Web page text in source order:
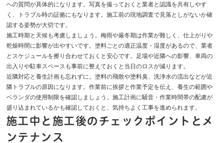
への質問が具体的になります。写真を撮っておくと業者と認識を共有しやす
く、トラブル時の証拠にもなります。施工前の現地調査で見落としがないか確
認する姿勢が大切です。
施工時期と天候も考慮しましょう。梅雨や厳冬期は作業が難しく、仕上がりや
乾燥時間に影響が出やすいです。塗料ごとの適正温度・湿度があるので、業者
とスケジュールを擦り合わせておくと安心です。足場や近隣への影響、車両の
出入りや駐車スペースも事前に整えておくと当日のロスが減ります。
近隣対応と養生計画も忘れずに。塗料の飛散や塗料臭、洗浄水の流出などが近
隣トラブルの原因になります。作業前に挨拶と作業予定を伝え、養生の範囲や
ベランダの使用制限を確認しましょう。施工計画に騒音・作業時間帯の配慮が
盛り込まれているかも確認しておくと、気持ちよく工事を進められます。
施工中と施工後のチェックポイントとメ
ンテナンス